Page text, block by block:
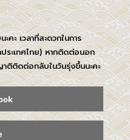
ะ เวลาที่สะดวกในการ
ะเทศไทย) หากติดต่อนอก
ติติดต่อกลับในวันรุ่งขึ้นนะคะ